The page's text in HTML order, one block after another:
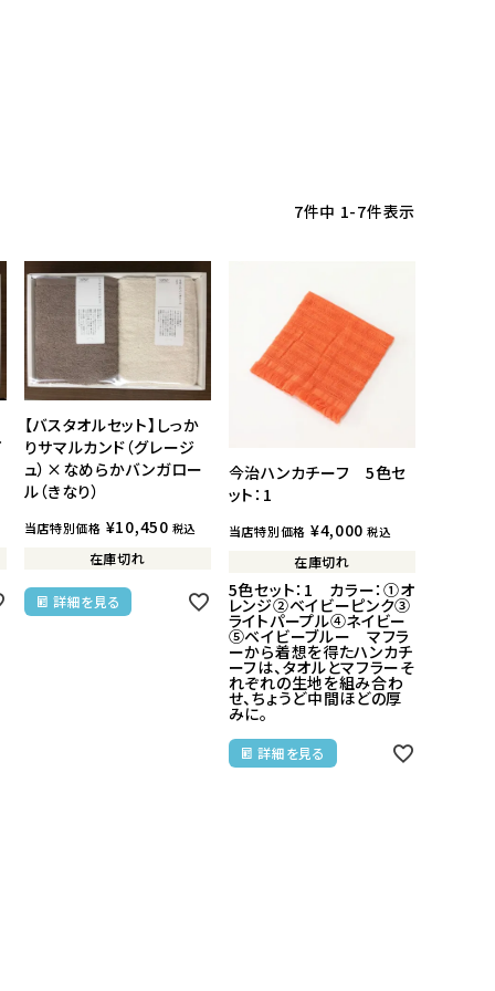
7件中 1-7件表示
【バスタオルセット】しっか
りサマルカンド（グレージ
ュ）×なめらかバンガロー
ル（きなり）
当店特別価格 ¥10,450 税込
在庫切れ
詳細を見る
今治ハンカチーフ 5色セ
ット：1
当店特別価格 ¥4,000 税込
在庫切れ
5色セット：1 カラー：①オ
レンジ②ベイビーピンク③
ライトパープル④ネイビー
⑤ベイビーブルー マフラ
ーから着想を得たハンカチ
ーフは、タオルとマフラーそ
れぞれの生地を組み合わ
せ、ちょうど中間ほどの厚
みに。
詳細を見る